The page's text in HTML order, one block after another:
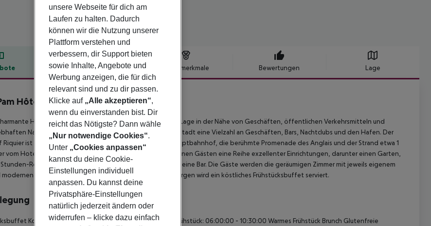
Hotelbeschreibung Hotelmerkmale Bewertungen Lage
Hôtel
4
Hotel im Stadtzentrum befindet sich in günstiger Lage in der Nähe von Geschäften, öffentlichen Verkehrsmitteln und
Nachtleben. Nur 800 Meter entfernt bietet die Altstadt eine Vielzahl an Geschäften, Bars, Nachtclubs und den Hafen. Der
Riquier ist in 500 Metern zu Fuß erreichbar, während der Hauptbahnhof, die berühmte Promenade des Anglais und der Strand etwa 1
vom Hotel entfernt sind. Dieses Lifestyle-Hotel bietet seinen Gästen eine Reihe exzellenter Einrichtungen, darunter einen Garten,
Rezeption in der Lobby, einen Frühstücksraum und eine Bar. Die Gäste werden die geräumigen Zimmer mit jeweils eigenem
modernen Annehmlichkeiten zu schätzen wissen. Jeden Morgen wird ein köstliches Frühstücksbuffet serviert.
Kontinentales Frühstück Frühstück Frühaufsteher-Frühstück: 06:00:00 - 10:30:00 Warmes Frühstück Brunch Glutenfreie
unsere Webseite für dich am
Laufen zu halten. Dadurch
können wir die Nutzung unserer
Plattform verstehen und
verbessern, dir Support bieten
sowie Inhalte, Angebote und
Werbung anzeigen, die für dich
relevant sind und zu dir passen.
Klicke auf „Alle akzeptieren“,
wenn du einverstanden bist. Dir
reicht das Nötigste? Dann wähle
„Nur notwendige Cookies“.
Unter „Cookies anpassen“
kannst du deine Cookie-
Einstellungen individuell
anpassen. Du kannst deine
Privatsphäre-Einstellungen
natürlich jederzeit ändern oder
widerrufen – klicke dazu einfach